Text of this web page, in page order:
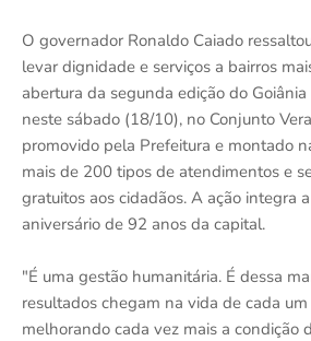
O governador Ronaldo Caiado
levar dignidade e serviços a bairros
abertura da segunda edição do
neste sábado (18/10), no Conjunto
promovido pela Prefeitura e montado
mais de 200 tipos de atendimentos e
gratuitos aos cidadãos. A ação integra
aniversário de 92 anos da capital.
"É uma gestão humanitária. É dessa
resultados chegam na vida de cada
melhorando cada vez mais a condição